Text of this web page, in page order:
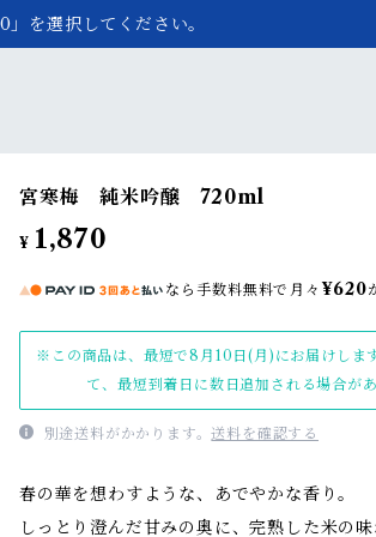
を選択してください。
宮寒梅 純米吟醸 720ml
¥ 1,870
なら 手数料無料で 月々 ¥620
※この商品は、最短で8月10日(月)にお届けしま
て、最短到着日に数日追加される場合があ
別途送料がかかります。送料を確認する
春の華を想わすような、あでやかな香り。
しっとり澄んだ甘みの奥に、完熟した米の